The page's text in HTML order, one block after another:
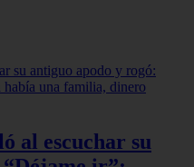
al escuchar su